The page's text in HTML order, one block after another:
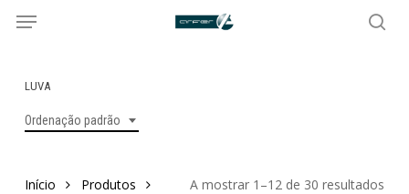
content
Menu
LUVA
Ordenação padrão
A mostrar 1–12 de 30 resultados
Início Produtos